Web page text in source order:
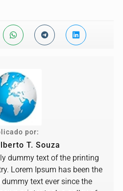
por:
T. Souza
dummy text of the printing
Lorem Ipsum has been the
text ever since the